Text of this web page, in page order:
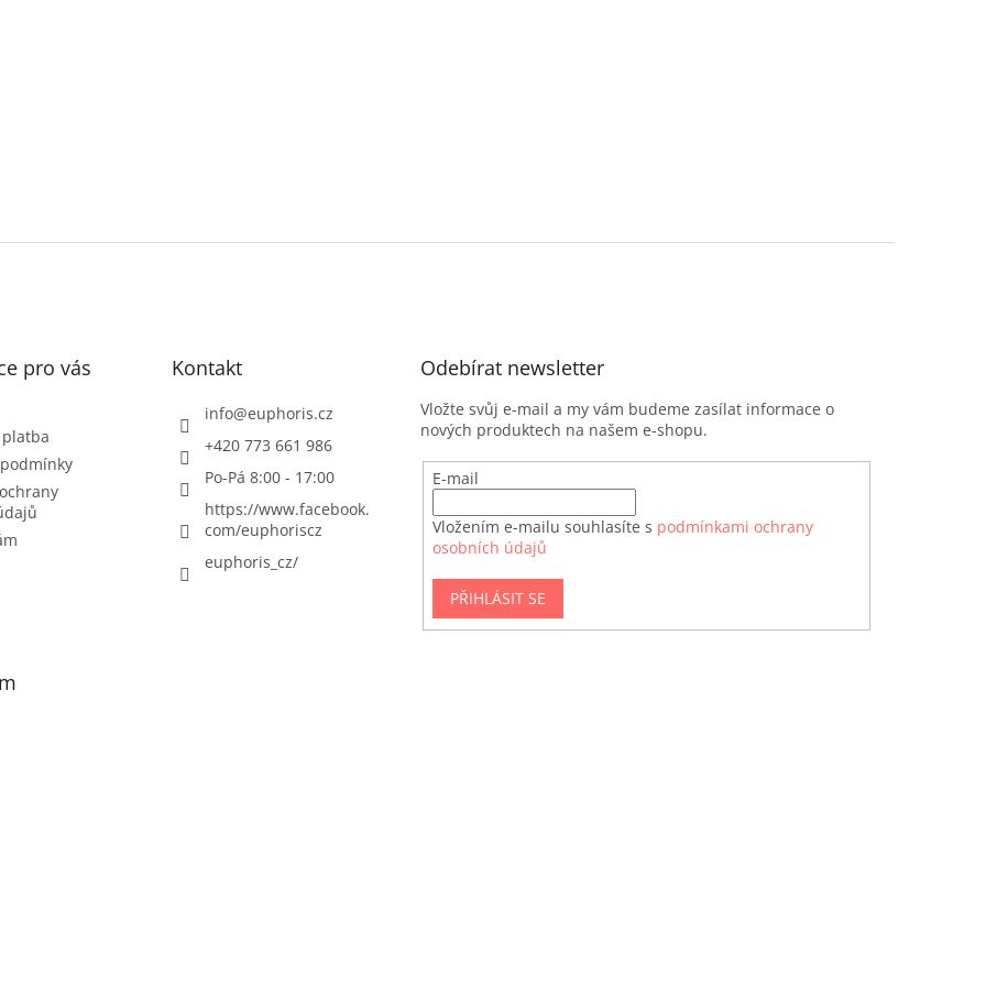
pro vás Kontakt
info@euphoris.cz
+420 773 661 986
Po-Pá 8:00 - 17:00
https://www.facebook.
com/euphoriscz
euphoris_cz/
Odebírat newsletter
Vložte svůj e-mail a my vám budeme zasílat informace o
nových produktech na našem e-shopu.
E-mail
Vložením e-mailu souhlasíte s podmínkami ochrany
osobních údajů
PŘIHLÁSIT SE